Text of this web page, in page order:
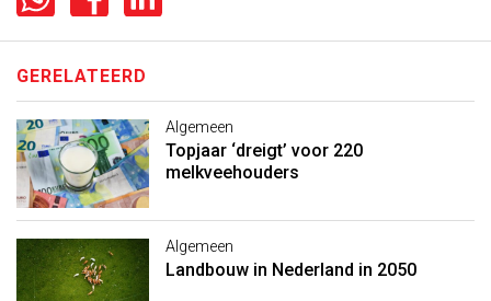
GERELATEERD
Algemeen
Topjaar ‘dreigt’ voor 220
melkveehouders
Algemeen
Landbouw in Nederland in 2050